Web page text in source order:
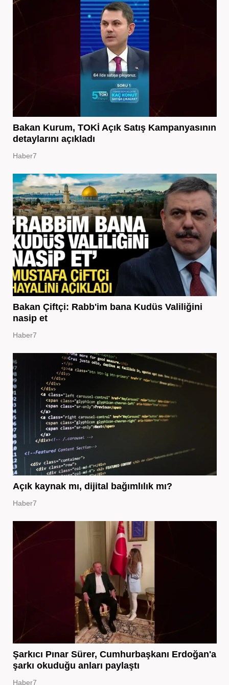
Bakan Kurum, TOKİ Açık Satış Kampanyasının
detaylarını açıkladı
Haber7
Bakan Çiftçi: Rabb'im bana Kudüs Valiliğini
nasip et
Haber7
Açık kaynak mı, dijital bağımlılık mı?
Haber7
Şarkıcı Pınar Sürer, Cumhurbaşkanı Erdoğan'a
şarkı okuduğu anları paylaştı
Haber7